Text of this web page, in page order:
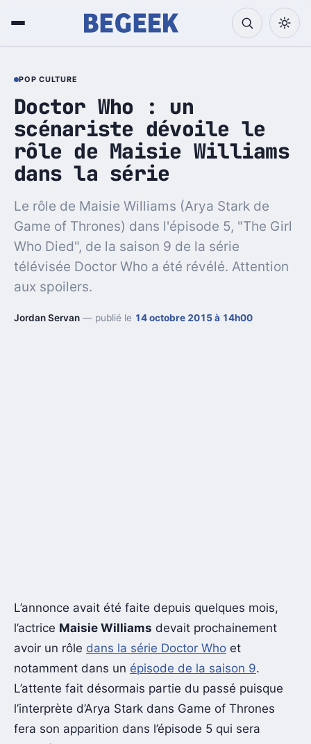
POP CULTURE
Doctor Who : un
scénariste dévoile le
rôle de Maisie Williams
dans la série
Le rôle de Maisie Williams (Arya Stark de
Game of Thrones) dans l'épisode 5, "The Girl
Who Died", de la saison 9 de la série
télévisée Doctor Who a été révélé. Attention
aux spoilers.
Jordan Servan — publié le 14 octobre 2015 à 14h00
L’annonce avait été faite depuis quelques mois,
l’actrice Maisie Williams devait prochainement
avoir un rôle dans la série Doctor Who et
notamment dans un épisode de la saison 9.
L’attente fait désormais partie du passé puisque
l’interprète d’Arya Stark dans Game of Thrones
fera son apparition dans l’épisode 5 qui sera